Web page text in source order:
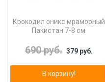
Крокодил оникс мраморный
Пакистан 7-8 см
690 руб. 379 руб.
В корзину!